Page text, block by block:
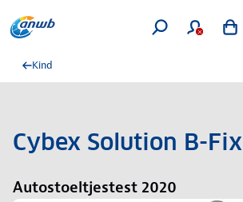
Kind
Cybex Solution B-Fix
Autostoeltjestest 2020